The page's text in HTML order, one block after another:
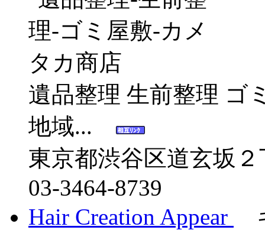
遺品整理 生前整理 ゴ
地域...
東京都渋谷区道玄坂２
03-3464-8739
Hair Creation Appear